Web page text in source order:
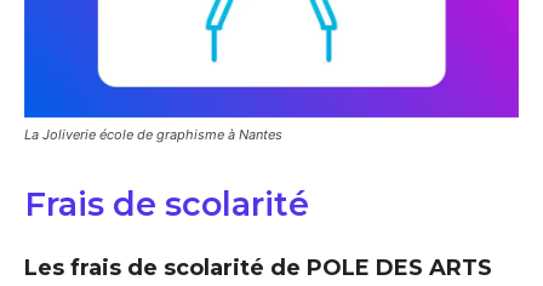
La Joliverie école de graphisme à Nantes
Frais de scolarité
Les frais de scolarité de POLE DES ARTS